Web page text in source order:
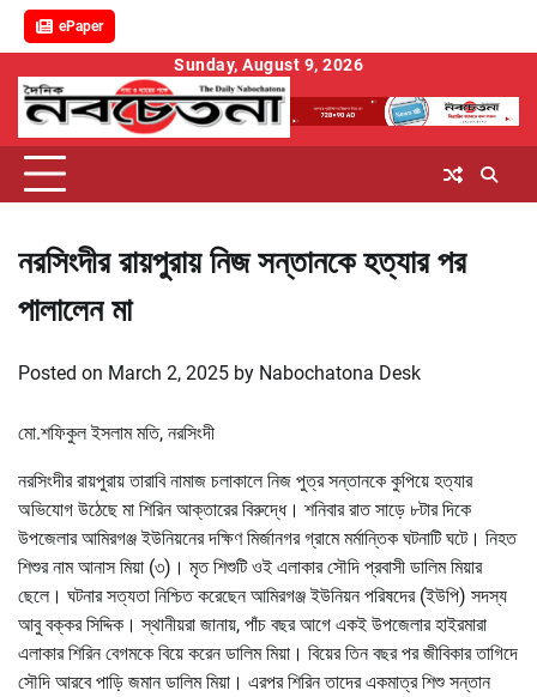
ePaper
content
Sunday, August 9, 2026
নরসিংদীর রায়পুরায় নিজ সন্তানকে হত্যার পর
পালালেন মা
Posted on March 2, 2025 by Nabochatona Desk
মো.শফিকুল ইসলাম মতি, নরসিংদী
নরসিংদীর রায়পুরায় তারাবি নামাজ চলাকালে নিজ পুত্র সন্তানকে কুপিয়ে হত্যার
অভিযোগ উঠেছে মা শিরিন আক্তারের বিরুদ্ধে। শনিবার রাত সাড়ে ৮টার দিকে
উপজেলার আমিরগঞ্জ ইউনিয়নের দক্ষিণ মির্জানগর গ্রামে মর্মান্তিক ঘটনাটি ঘটে। নিহত
শিশুর নাম আনাস মিয়া (৩)। মৃত শিশুটি ওই এলাকার সৌদি প্রবাসী ডালিম মিয়ার
ছেলে। ঘটনার সত্যতা নিশ্চিত করেছেন আমিরগঞ্জ ইউনিয়ন পরিষদের (ইউপি) সদস্য
আবু বক্কর সিদ্দিক। স্থানীয়রা জানায়, পাঁচ বছর আগে একই উপজেলার হাইরমারা
এলাকার শিরিন বেগমকে বিয়ে করেন ডালিম মিয়া। বিয়ের তিন বছর পর জীবিকার তাগিদে
সৌদি আরবে পাড়ি জমান ডালিম মিয়া। এরপর শিরিন তাদের একমাত্র শিশু সন্তান